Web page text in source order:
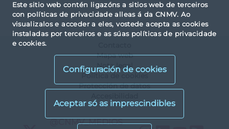
Este sitio web contén ligazóns a sitios web de terceiros
con políticas de privacidade alleas á da CNMV. Ao
visualizalos e acceder a eles, vostede acepta as cookies
instaladas por terceiros e as súas políticas de privacidade
e cookies.
Configuración de cookies
Mapa web
Nota legal
Política de cookies
Protección de datos
@CNMV_MEDIOS